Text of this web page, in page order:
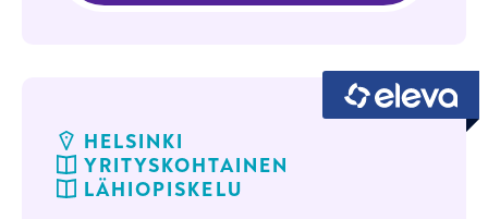
HELSINKI
YRITYSKOHTAINEN
LÄHIOPISKELU